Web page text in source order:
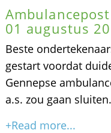
01 augustus
Beste
gestart voordat
Gennepse
a.s. zou gaan sluiten.
+Read more...